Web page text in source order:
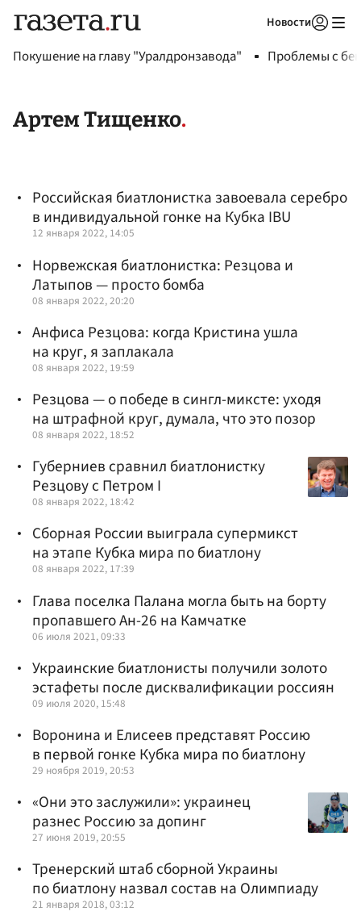
Новости
Покушение на главу "Уралдронзавода" Проблемы с
Артем Тищенко
Российская биатлонистка завоевала серебро
в индивидуальной гонке на Кубка IBU
12 января 2022, 14:05
Норвежская биатлонистка: Резцова и
Латыпов — просто бомба
08 января 2022, 20:20
Анфиса Резцова: когда Кристина ушла
на круг, я заплакала
08 января 2022, 19:59
Резцова — о победе в сингл-миксте: уходя
на штрафной круг, думала, что это позор
08 января 2022, 18:52
Губерниев сравнил биатлонистку
Резцову с Петром I
08 января 2022, 18:42
Сборная России выиграла супермикст
на этапе Кубка мира по биатлону
08 января 2022, 17:39
Глава поселка Палана могла быть на борту
пропавшего Ан-26 на Камчатке
06 июля 2021, 09:33
Украинские биатлонисты получили золото
эстафеты после дисквалификации россиян
09 июля 2020, 15:48
Воронина и Елисеев представят Россию
в первой гонке Кубка мира по биатлону
29 ноября 2019, 20:53
«Они это заслужили»: украинец
разнес Россию за допинг
27 июня 2019, 20:55
Тренерский штаб сборной Украины
по биатлону назвал состав на Олимпиаду
21 января 2018, 03:12